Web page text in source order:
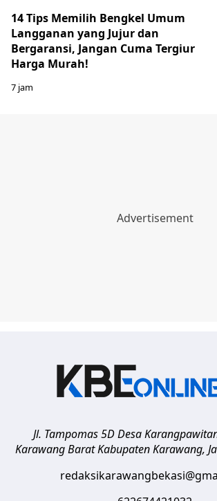
14 Tips Memilih Bengkel Umum
Langganan yang Jujur dan
Bergaransi, Jangan Cuma Tergiur
Harga Murah!
7 jam
Jl. Tampomas 5D Desa
Karawang Barat Kabupaten Karawang,